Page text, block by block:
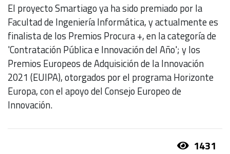
El proyecto Smartiago ya ha sido premiado por la
Facultad de Ingeniería Informática, y actualmente es
finalista de los Premios Procura +, en la categoría de
'Contratación Pública e Innovación del Año'; y los
Premios Europeos de Adquisición de la Innovación
2021 (EUIPA), otorgados por el programa Horizonte
Europa, con el apoyo del Consejo Europeo de
Innovación.
1431